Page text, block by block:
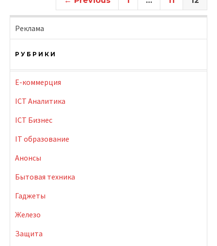
Реклама
РУБРИКИ
E-коммерция
ICT Аналитика
ICT Бизнес
IT образование
Анонсы
Бытовая техника
Гаджеты
Железо
Защита